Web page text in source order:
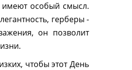
имеют особый смысл.
герберы -
он позволит
чтобы этот День